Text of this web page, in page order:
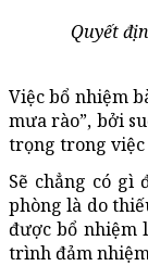
Quyết
Việc bổ nhiệm
mưa rào”, bởi
trọng trong việc
Sẽ chẳng có gì
phòng là do
được bổ nhiệm
trình đảm